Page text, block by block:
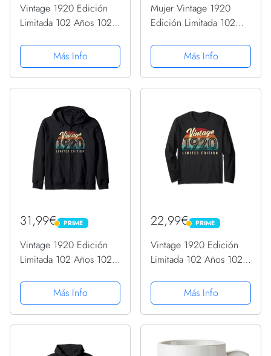
Vintage 1920 Edición
Limitada 102 Años 102
sin MangasMás Info
Mujer Vintage 1920
Edición Limitada 102
Camiseta Cuello V
Más Info
31,99€ PRIME
PRIME
Vintage 1920 Edición
Limitada 102 Años 102
con Capucha
Más Info
22,99€ PRIME
PRIME
Vintage 1920 Edición
Limitada 102 Años 102
Larga
Más Info